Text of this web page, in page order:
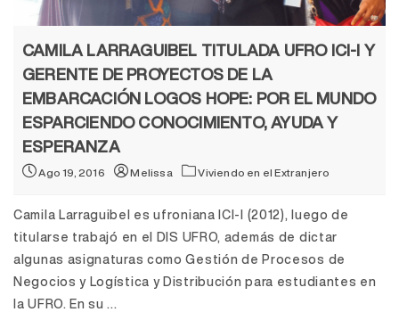
CAMILA LARRAGUIBEL TITULADA UFRO ICI-I Y
GERENTE DE PROYECTOS DE LA
EMBARCACIÓN LOGOS HOPE: POR EL MUNDO
ESPARCIENDO CONOCIMIENTO, AYUDA Y
ESPERANZA
Ago 19, 2016 Melissa Viviendo en el Extranjero
Camila Larraguibel es ufroniana ICI-I (2012), luego de
titularse trabajó en el DIS UFRO, además de dictar
algunas asignaturas como Gestión de Procesos de
Negocios y Logística y Distribución para estudiantes en
la UFRO. En su ...